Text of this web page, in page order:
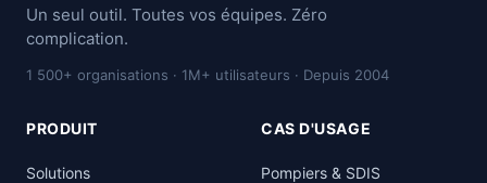
Un seul outil. Toutes vos équipes. Zéro
complication.
1 500+ organisations · 1M+ utilisateurs · Depuis 2004
PRODUIT
Solutions
CAS D'USAGE
Pompiers & SDIS